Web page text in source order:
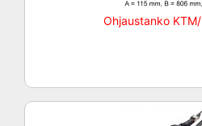
Ohjaustanko